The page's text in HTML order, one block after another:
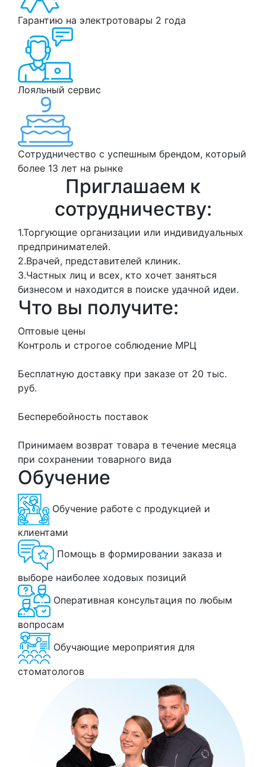
Гарантию на электротовары 2 года
Лояльный сервис
Сотрудничество с успешным брендом, который
более 13 лет на рынке
Приглашаем к
сотрудничеству:
1.Торгующие организации или индивидуальных
предпринимателей.
2.Врачей, представителей клиник.
3.Частных лиц и всех, кто хочет заняться
бизнесом и находится в поиске удачной идеи.
Что вы получите:
Оптовые цены
Контроль и строгое соблюдение МРЦ
Бесплатную доставку при заказе от 20 тыс.
руб.
Бесперебойность поставок
Принимаем возврат товара в течение месяца
при сохранении товарного вида
Обучение
Обучение работе с продукцией и
клиентами
Помощь в формировании заказа и
выборе наиболее ходовых позиций
Оперативная консультация по любым
вопросам
Обучающие мероприятия для
стоматологов